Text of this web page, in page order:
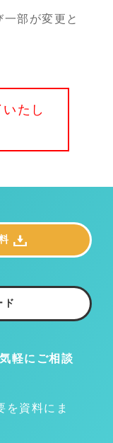
部が変更と
たし
軽にご相談
を資料にま
ド